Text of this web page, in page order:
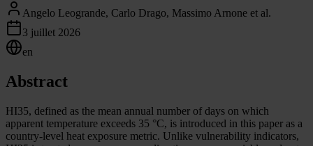
Angelo Leogrande, Carlo Drago, Massimo Arnone et al.
3 juillet 2026
en
Abstract
HI35, defined as the mean annual number of days on which
apparent temperature exceeds 35 °C, is introduced in this paper as a
country-level heat exposure metric. Unlike vulnerability indicators,